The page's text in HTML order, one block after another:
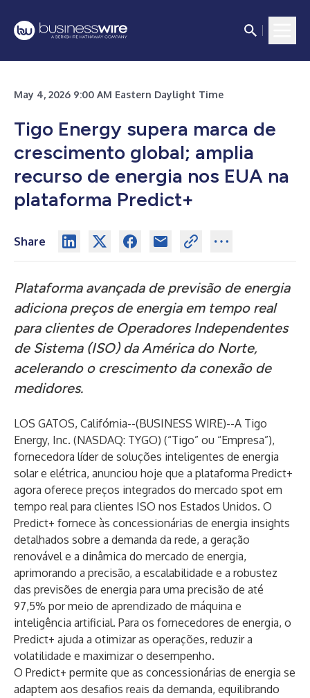
May 4, 2026 9:00 AM Eastern Daylight Time
Tigo Energy supera marca de
crescimento global; amplia
recurso de energia nos EUA na
plataforma Predict+
Share
Plataforma avançada de previsão de energia
adiciona preços de energia em tempo real
para clientes de Operadores Independentes
de Sistema (ISO) da América do Norte,
acelerando o crescimento da conexão de
medidores.
LOS GATOS, Califórnia--(BUSINESS WIRE)--A Tigo
Energy, Inc. (NASDAQ: TYGO) (“Tigo” ou “Empresa”),
fornecedora líder de soluções inteligentes de energia
solar e elétrica, anunciou hoje que a plataforma Predict+
agora oferece preços integrados do mercado spot em
tempo real para clientes ISO nos Estados Unidos. O
Predict+ fornece às concessionárias de energia insights
detalhados sobre a demanda da rede, a geração
renovável e a dinâmica do mercado de energia,
aprimorando a precisão, a escalabilidade e a robustez
das previsões de energia para uma precisão de até
97,5% por meio de aprendizado de máquina e
inteligência artificial. Para os fornecedores de energia, o
Predict+ ajuda a otimizar as operações, reduzir a
volatilidade e maximizar o desempenho.
O Predict+ permite que as concessionárias de energia se
adaptem aos desafios reais da demanda, equilibrando